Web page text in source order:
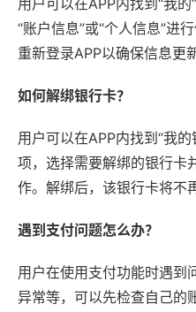
用户可以在APP内找到“我的
“账户信息”或“个人信息”进
重新登录APP以确保信息更
如何解绑银行卡？
用户可以在APP内找到“我的
项，选择需要解绑的银行卡
作。解绑后，该银行卡将不
遇到支付问题怎么办？
用户在使用支付功能时遇到
异常等，可以先检查自己的